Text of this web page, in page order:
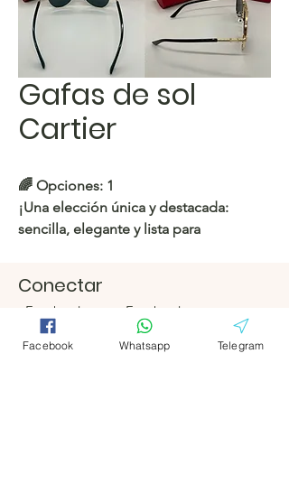
Gafas de sol
Cartier
🌈 Opciones: 1
¡Una elección única y destacada:
sencilla, elegante y lista para
https://c.hacoo.pl/2omrhp
Tienda Hacoo
Conectar
Facebook
Telegrama
Facebook
Telegrama
Facebook Whatsapp Telegram